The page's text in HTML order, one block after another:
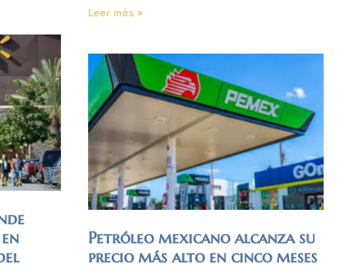
Leer más »
Petróleo mexicano alcanza su
precio más alto en cinco meses